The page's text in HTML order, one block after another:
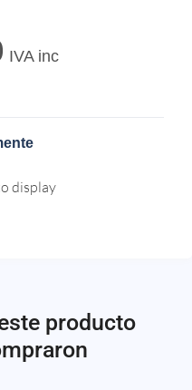
IVA inc
display
producto